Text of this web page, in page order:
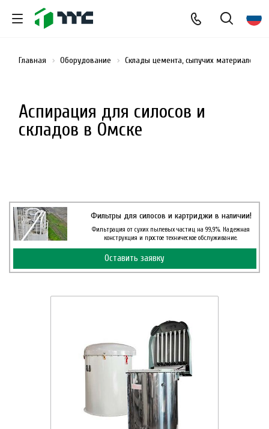
Аспирация для силосов и
складов в Омске
Главная Оборудование Склады цемента, сыпучих материалов и
Фильтры для силосов и картриджи в наличии!
Фильтрация от сухих пылевых частиц на 99,9%. Надежная
конструкция и простое техническое обслуживание.
Оставить заявку